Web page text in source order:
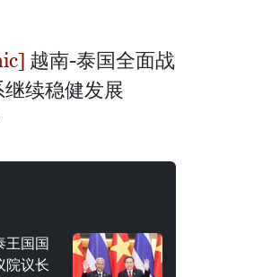
越南-泰国全面战
续稳健发展
王国国
院议长